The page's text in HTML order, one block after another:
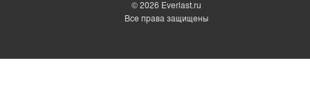
© 2026 Everlast.ru
Все права защищены